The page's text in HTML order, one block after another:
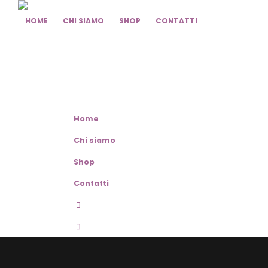
HOME CHI SIAMO SHOP CONTATTI
Home
Chi siamo
Shop
Contatti